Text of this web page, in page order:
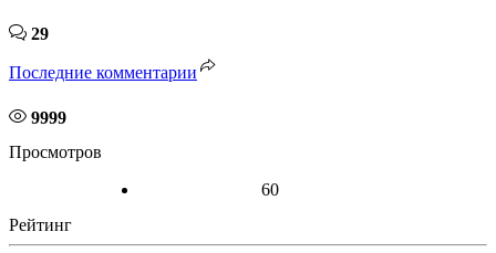
29
Последние комментарии
9999
Просмотров
60
Рейтинг